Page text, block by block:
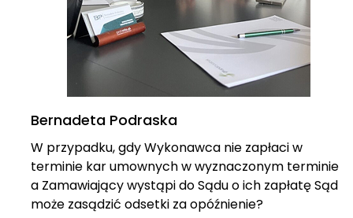
Bernadeta Podraska
W przypadku, gdy Wykonawca nie zapłaci w
terminie kar umownych w wyznaczonym terminie
a Zamawiający wystąpi do Sądu o ich zapłatę Sąd
może zasądzić odsetki za opóźnienie?